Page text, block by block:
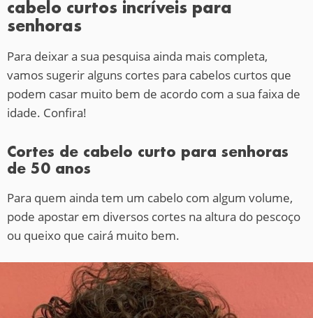
cabelo curtos incríveis para
senhoras
Para deixar a sua pesquisa ainda mais completa,
vamos sugerir alguns cortes para cabelos curtos que
podem casar muito bem de acordo com a sua faixa de
idade. Confira!
Cortes de cabelo curto para senhoras
de 50 anos
Para quem ainda tem um cabelo com algum volume,
pode apostar em diversos cortes na altura do pescoço
ou queixo que cairá muito bem.